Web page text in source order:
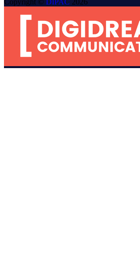
Copyright © DIPAC 2026